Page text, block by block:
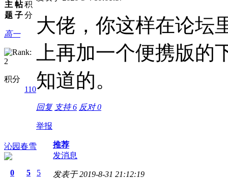
主
题
帖
子
积
分
高一
积分
110
大佬，你这样在论坛
上再加一个便携版
知道的。
回复 支持6 反对0
举报
沁园春雪
0 5 5
推荐
发消息
发表于 2019-8-31 21:12:19